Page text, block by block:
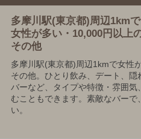
多摩川駅(東京都)周辺1kmで
女性が多い・10,000円以上
その他
多摩川駅(東京都)周辺1kmで女性
その他。ひとり飲み、デート、
バーなど、タイプや特徴・雰囲
むこともできます。素敵なバーで
い。